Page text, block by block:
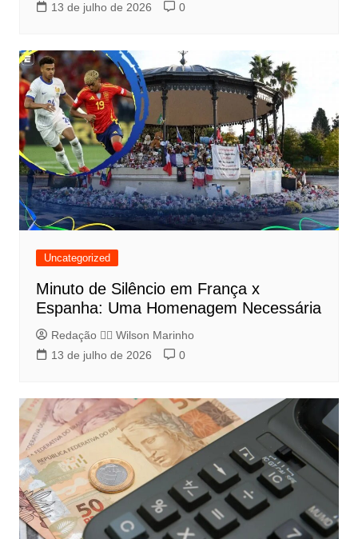
13 de julho de 2026
0
Uncategorized
Minuto de Silêncio em França x
Espanha: Uma Homenagem Necessária
Redação 👨‍⚖️​ Wilson Marinho
13 de julho de 2026
0